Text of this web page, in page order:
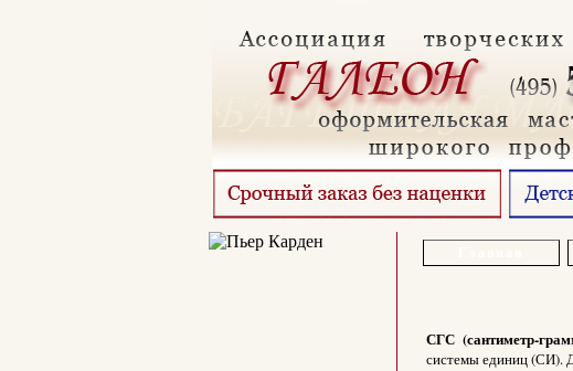
СГС (сантиметр-
системы единиц (СИ).